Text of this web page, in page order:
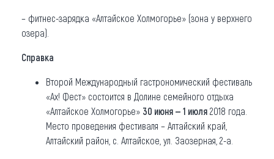
– фитнес-зарядка «Алтайское Холмогорье» (зона у верхнего
озера).
Справка
Второй Международный гастрономический фестиваль
«Ах! Фест» состоится в Долине семейного отдыха
«Алтайское Холмогорье» 30 июня — 1 июля 2018 года.
Место проведения фестиваля – Алтайский край,
Алтайский район, с. Алтайское, ул. Заозерная, 2-а.